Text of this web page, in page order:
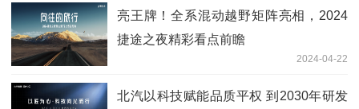
亮王牌！全系混动越野矩阵亮相，2024
捷途之夜精彩看点前瞻
2024-04-22
北汽以科技赋能品质平权 到2030年研发